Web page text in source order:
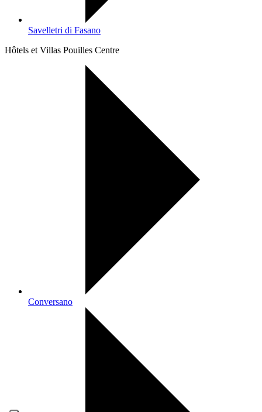
Savelletri di Fasano
Hôtels et Villas Pouilles Centre
Conversano